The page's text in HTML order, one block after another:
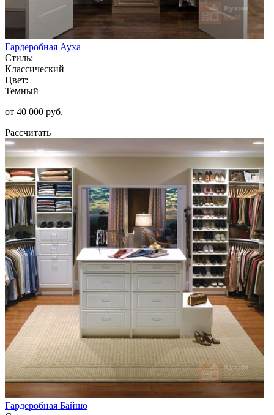
Гардеробная Ауха
Стиль:
Классический
Цвет:
Темный
от 40 000 руб.
Рассчитать
Гардеробная Байшо